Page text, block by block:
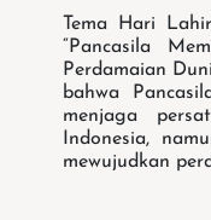
Tema Hari
“Pancasila
Perdamaian
bahwa
menjaga
Indonesia,
mewujudkan